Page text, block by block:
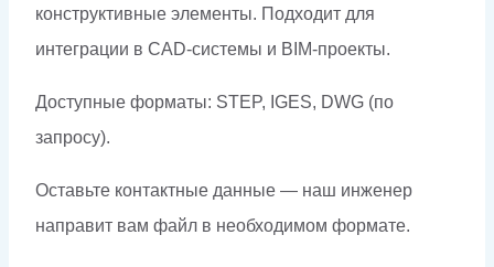
конструктивные элементы. Подходит для
интеграции в CAD-системы и BIM-проекты.
Доступные форматы: STEP, IGES, DWG (по
запросу).
Оставьте контактные данные — наш инженер
направит вам файл в необходимом формате.